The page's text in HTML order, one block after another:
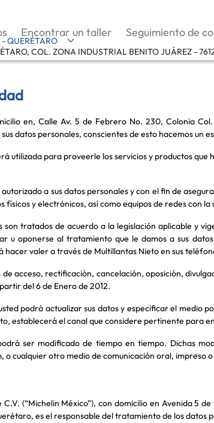
Encontrar un taller Seguimiento de
QUERÉTARO
COL. ZONA INDUSTRIAL BENITO JUÁREZ -
en, Calle Av. 5 de Febrero No. 230, Colonia
datos personales, conscientes de esto hacemos
utilizada para proveerle los servicios y productos
a sus datos personales y con el fin de
físicos y electrónicos, así como equipos de redes
son tratados de acuerdo a la legislación aplicable y
u oponerse al tratamiento que le damos a sus
hacer valer a través de Multillantas Nieto en sus
de acceso, rectificación, cancelación, oposición,
del 6 de Enero de 2012.
podrá actualizar sus datos y especificar el medio
establecerá el canal que considere pertinente para
ser modificado de tiempo en tiempo. Dichas
o cualquier otro medio de comunicación oral,
C.V. (“Michelin México”), con domicilio en Avenida 5
es el responsable del tratamiento de los datos